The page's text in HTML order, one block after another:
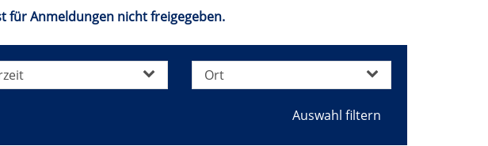
für Anmeldungen nicht freigegeben.
Ort